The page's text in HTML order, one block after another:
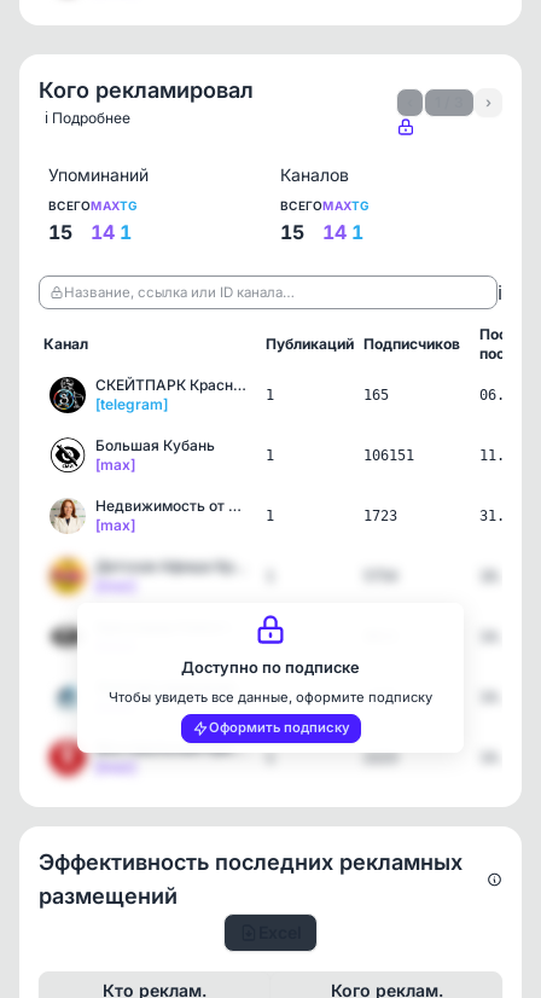
Кого рекламировал
ℹ️ Подробнее
›
Упоминаний
ВСЕГО
15
MAX
14
TG
1
Каналов
ВСЕГО
15
MAX
14
TG
1
Название, ссылка или ID канала… ℹ️
Канал Публикаций Подписчиков
пост
СКЕЙТПАРК Краснодар Роли…
[telegram]
1 165
Большая Кубань
[max]
1 106151
Недвижимость от Сочи до …
[max]
1 1723
Детская Афиша Краснодар.…
[max]
1
[max]
1 1305
Фестивальный Краснодар
1 2223
Доступно по подписке
Чтобы увидеть все данные, оформите подписку
Оформить подписку
Эффективность последних рекламных
размещений
Кто реклам. Кого реклам.